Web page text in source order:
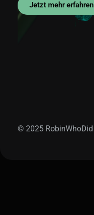
Jetzt mehr erfahren
© 2025 RobinWhoDid